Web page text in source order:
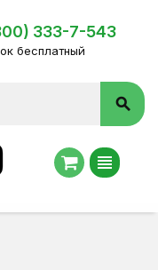
333-7-543
бесплатный
search
view_headline